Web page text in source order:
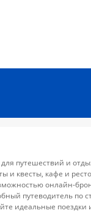
путешествий и
и квесты, кафе и
онлайн-
путеводитель по
идеальные